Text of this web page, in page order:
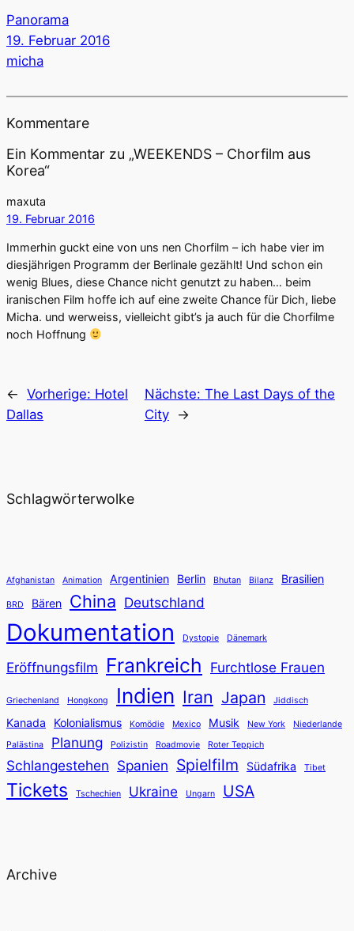
Panorama
19. Februar 2016
micha
Kommentare
Ein Kommentar zu „WEEKENDS – Chorfilm aus
Korea“
maxuta
19. Februar 2016
Immerhin guckt eine von uns nen Chorfilm – ich habe vier im
diesjährigen Programm der Berlinale gezählt! Und schon ein
wenig Blues, diese Chance nicht genutzt zu haben… beim
iranischen Film hoffe ich auf eine zweite Chance für Dich, liebe
Micha. und werweiss, vielleicht gibt’s ja auch für die Chorfilme
noch Hoffnung
← Vorherige: Hotel
Dallas
Nächste: The Last Days of the
City
→
Schlagwörterwolke
Afghanistan Animation Argentinien Berlin Bhutan Bilanz Brasilien
BRD Bären China Deutschland
Dokumentation Dystopie Dänemark
Eröffnungsfilm Frankreich Furchtlose Frauen
Griechenland Hongkong Indien Iran Japan Jiddisch
Kanada Kolonialismus Komödie Mexico Musik New York
Niederlande
Palästina
Planung Polizistin Roadmovie Roter Teppich
Schlangestehen Spanien Spielfilm Südafrika Tibet
Tickets Tschechien Ukraine Ungarn USA
Archive